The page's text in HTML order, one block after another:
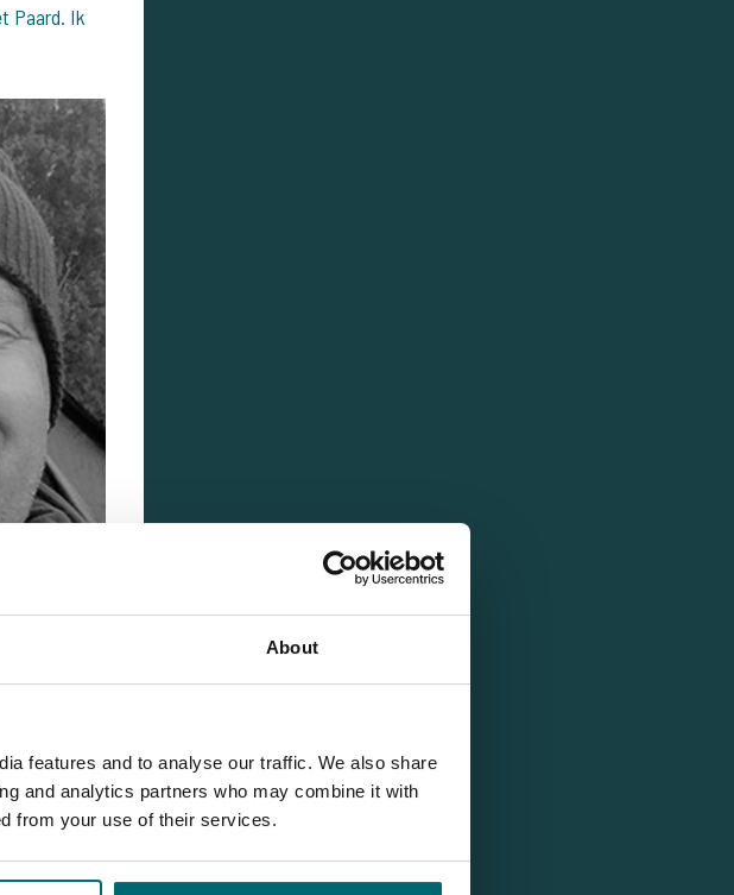
About
features and to analyse our traffic. We also share
and analytics partners who may combine it with
from your use of their services.
Paard. Ik
Hij
het
Hij
van